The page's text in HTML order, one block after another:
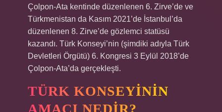
Çolpon-Ata kentinde düzenlenen 6. Zirve’de ve
Türkmenistan da Kasım 2021’de İstanbul’da
düzenlenen 8. Zirve’de gözlemci statüsü
kazandı. Türk Konseyi’nin (şimdiki adıyla Türk
Devletleri Örgütü) 6. Kongresi 3 Eylül 2018’de
Çolpon-Ata’da gerçekleşti.
TÜRK KONSEYININ
AMACI NEDIR?